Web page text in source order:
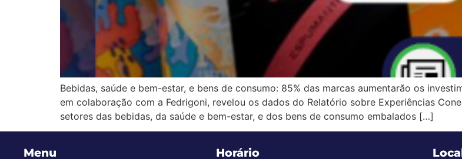
Bebidas, saúde e bem-estar, e bens de consumo: 85% das marcas aumentarão os
em colaboração com a Fedrigoni, revelou os dados do Relatório sobre Experiências
setores das bebidas, da saúde e bem-estar, e dos bens de consumo embalados […]
Menu Horário